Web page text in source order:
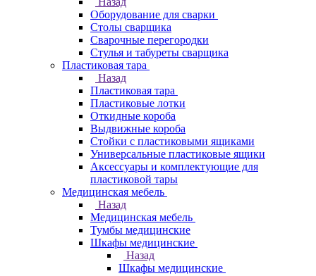
Оборудование для сварки
Столы сварщика
Сварочные перегородки
Стулья и табуреты сварщика
Пластиковая тара
Назад
Пластиковая тара
Пластиковые лотки
Откидные короба
Выдвижные короба
Стойки с пластиковыми ящиками
Универсальные пластиковые ящики
Аксессуары и комплектующие для
пластиковой тары
Медицинская мебель
Назад
Медицинская мебель
Тумбы медицинские
Шкафы медицинские
Назад
Шкафы медицинские